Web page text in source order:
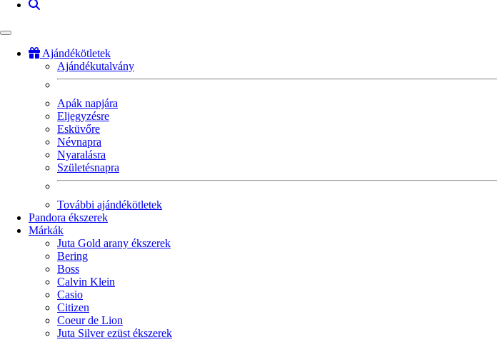
Ajándékötletek
Ajándékutalvány
Apák napjára
Eljegyzésre
Esküvőre
Névnapra
Nyaralásra
Születésnapra
További ajándékötletek
Pandora ékszerek
Márkák
Juta Gold arany ékszerek
Bering
Boss
Calvin Klein
Casio
Citizen
Coeur de Lion
Juta Silver ezüst ékszerek